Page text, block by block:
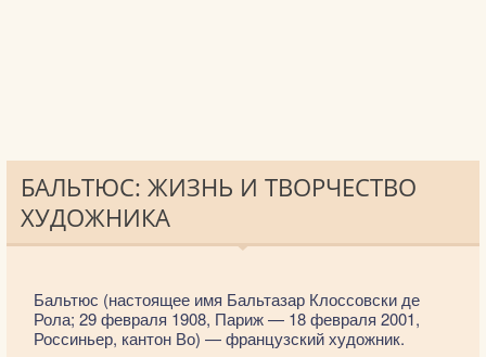
БАЛЬТЮС: ЖИЗНЬ И ТВОРЧЕСТВО
ХУДОЖНИКА
Бальтюс (настоящее имя Бальтазар Клоссовски де
Рола; 29 февраля 1908, Париж — 18 февраля 2001,
Россиньер, кантон Во) — французский художник.